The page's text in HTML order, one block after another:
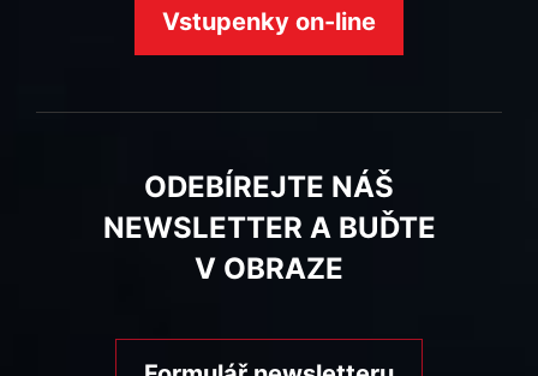
Vstupenky on-line
ODEBÍREJTE NÁŠ
NEWSLETTER A BUĎTE
V OBRAZE